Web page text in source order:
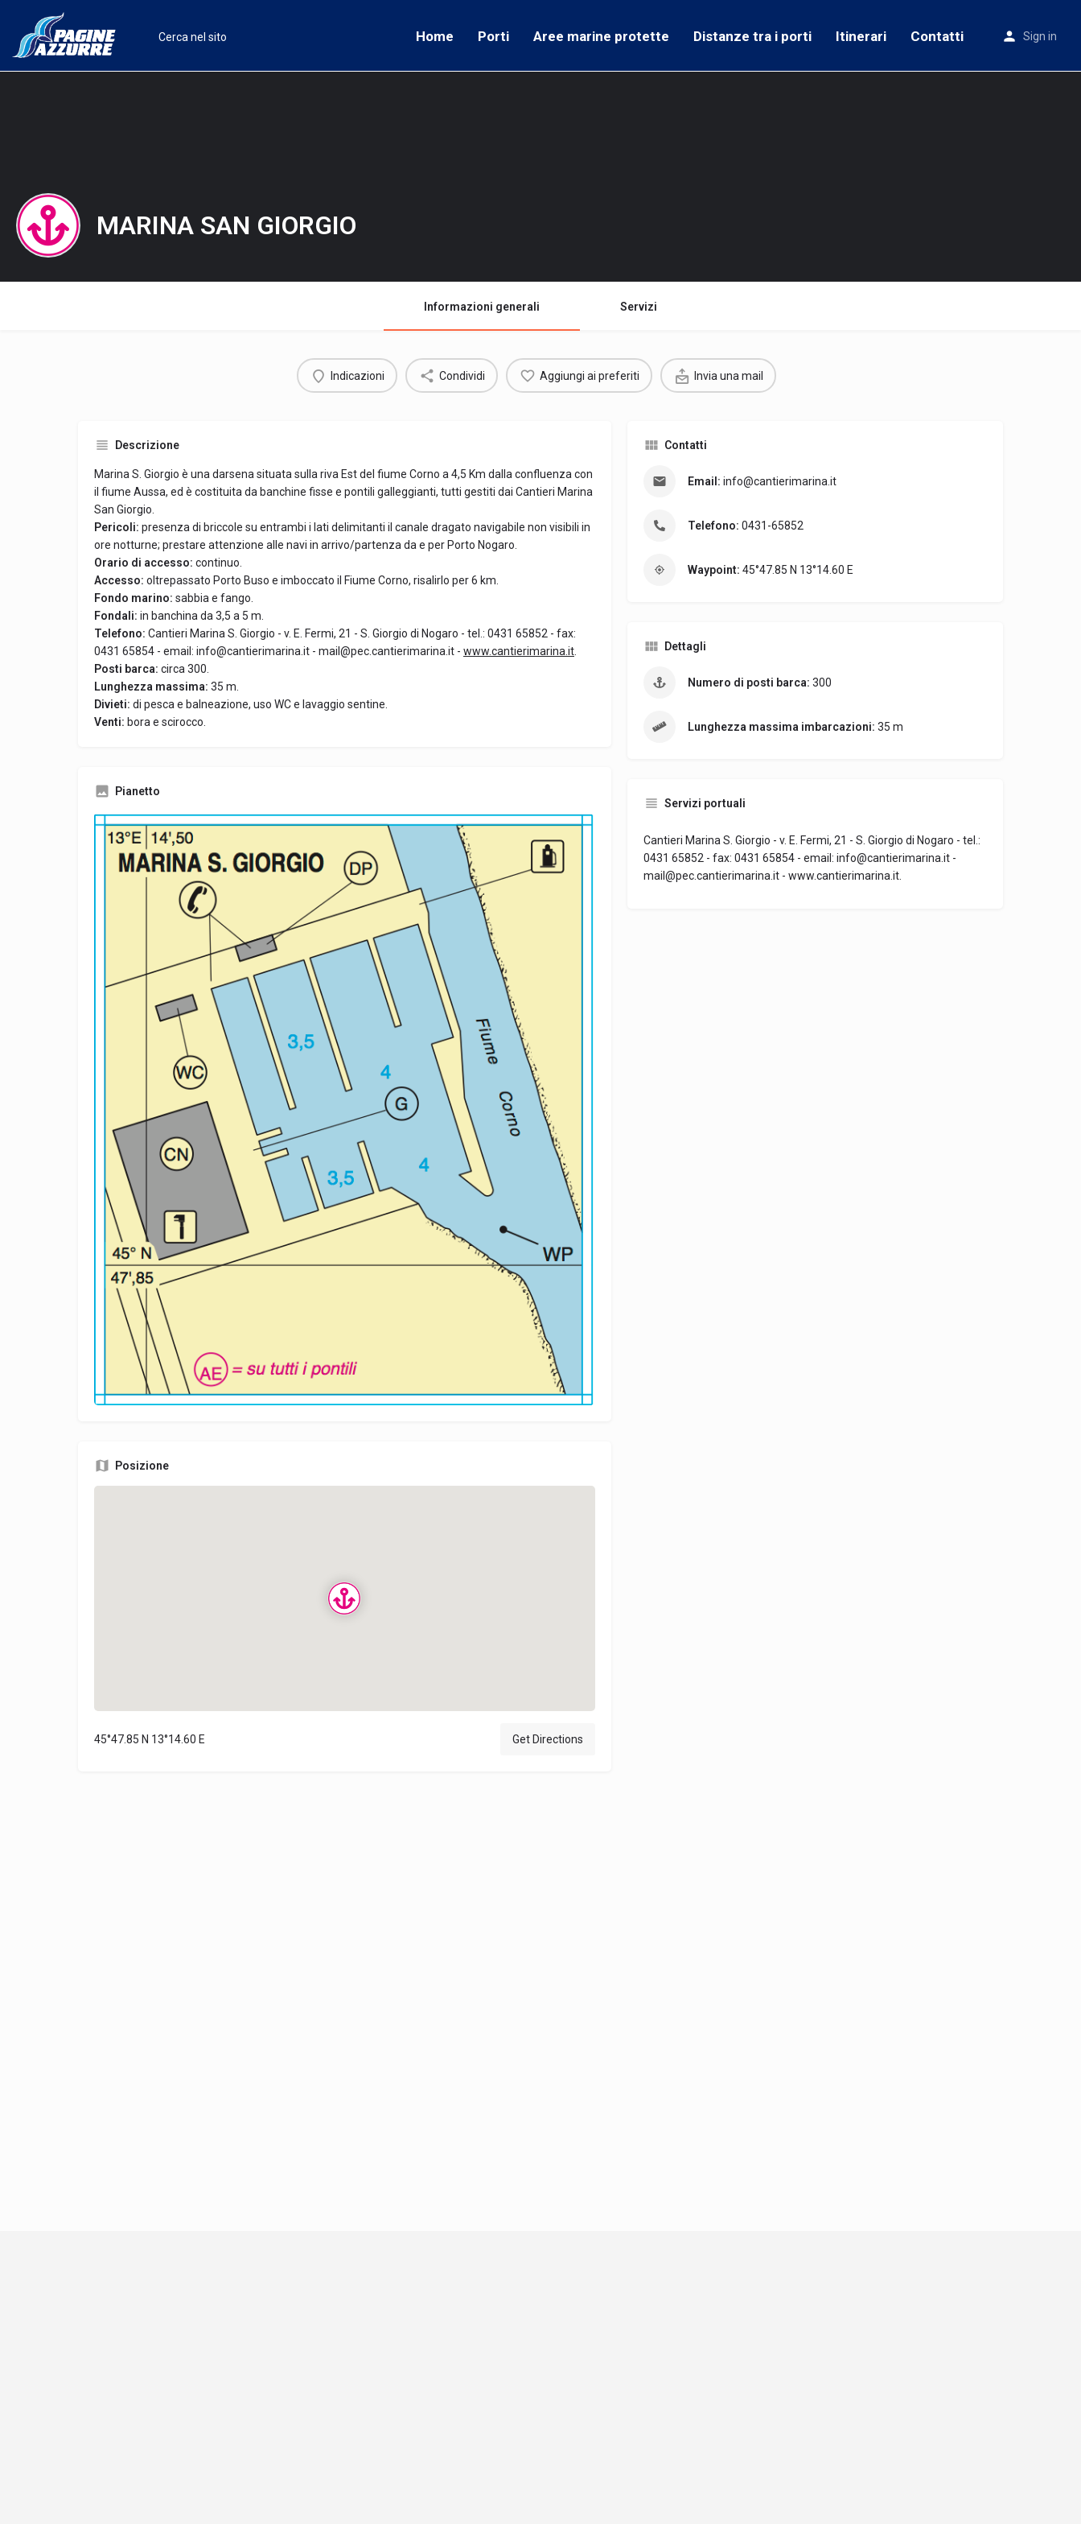
Home Porti Aree marine protette Distanze tra i porti Itinerari Contatti Sign in
MARINA SAN GIORGIO
Informazioni generali Servizi
Indicazioni Condividi Aggiungi ai preferiti Invia una mail
Descrizione
Marina S. Giorgio è una darsena situata sulla riva Est del fiume Corno a 4,5 Km dalla confluenza con
il fiume Aussa, ed è costituita da banchine fisse e pontili galleggianti, tutti gestiti dai Cantieri Marina
San Giorgio.
Pericoli: presenza di briccole su entrambi i lati delimitanti il canale dragato navigabile non visibili in
ore notturne; prestare attenzione alle navi in arrivo/partenza da e per Porto Nogaro.
Orario di accesso: continuo.
Accesso: oltrepassato Porto Buso e imboccato il Fiume Corno, risalirlo per 6 km.
Fondo marino: sabbia e fango.
Fondali: in banchina da 3,5 a 5 m.
Telefono: Cantieri Marina S. Giorgio - v. E. Fermi, 21 - S. Giorgio di Nogaro - tel.: 0431 65852 - fax:
0431 65854 - email: info@cantierimarina.it - mail@pec.cantierimarina.it - www.cantierimarina.it
Posti barca: circa 300.
Lunghezza massima: 35 m.
Divieti: di pesca e balneazione, uso WC e lavaggio sentine.
Venti: bora e scirocco.
Pianetto
Posizione
45°47.85 N 13°14.60 E Get Directions
Contatti
Email: info@cantierimarina.it
Telefono: 0431-65852
Waypoint: 45°47.85 N 13°14.60 E
Dettagli
Numero di posti barca: 300
Lunghezza massima imbarcazioni: 35 m
Servizi portuali
Cantieri Marina S. Giorgio - v. E. Fermi, 21 - S. Giorgio di Nogaro - tel.:
0431 65852 - fax: 0431 65854 - email: info@cantierimarina.it -
mail@pec.cantierimarina.it - www.cantierimarina.it.